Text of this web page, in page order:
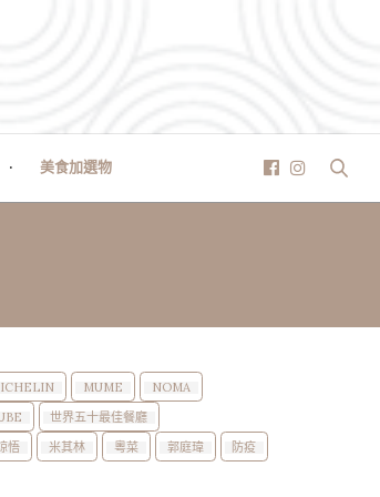
美食加選物
MUME
NOMA
世界五十最佳餐廳
悟 米其林 粵菜 郭庭瑋
防疫